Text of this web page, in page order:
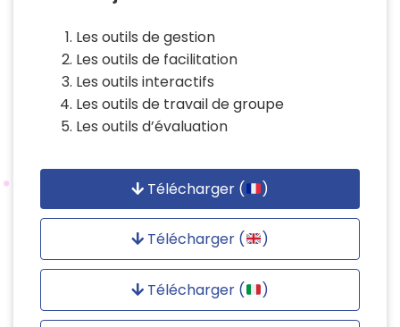
Les outils de gestion
Les outils de facilitation
Les outils interactifs
Les outils de travail de groupe
Les outils d’évaluation
Télécharger ( )
Télécharger ( )
Télécharger ( )